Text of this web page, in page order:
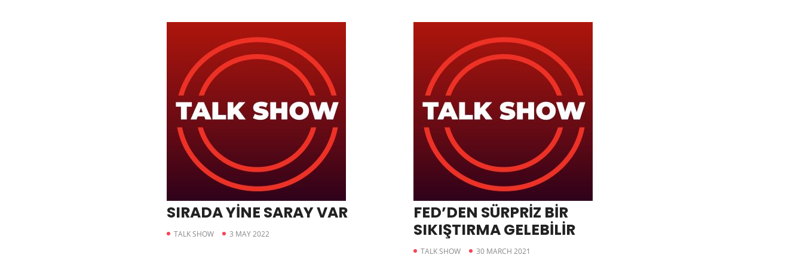
SIRADA YİNE SARAY VAR
TALK SHOW 3 MAY 2022
FED’DEN SÜRPRİZ BİR
SIKIŞTIRMA GELEBİLİR
TALK SHOW 30 MARCH 2021